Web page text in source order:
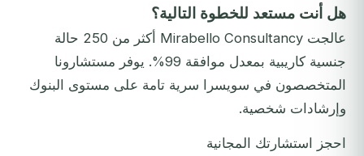
هل أنت مستعد للخطوة التالية؟
عالجت Mirabello Consultancy أكثر من 250 حالة
جنسية كاريبية بمعدل موافقة 99%. يوفر مستشارونا
المتخصصون في سويسرا سرية تامة على مستوى البنوك
وإرشادات شخصية.
احجز استشارتك المجانية